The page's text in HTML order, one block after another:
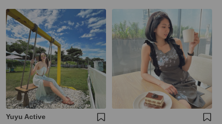
Yuyu Active